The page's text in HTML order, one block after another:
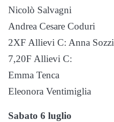
Nicolò Salvagni
Andrea Cesare Coduri
2XF Allievi C: Anna
7,20F Allievi C:
Emma Tenca
Eleonora Ventimiglia
Sabato 6 luglio